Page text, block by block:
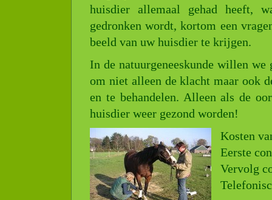
huisdier allemaal gehad heeft,
gedronken wordt, kortom een
beeld van uw huisdier te krijgen.
In de natuurgeneeskunde willen
om niet alleen de klacht maar ook
en te behandelen. Alleen als de
huisdier weer gezond worden!
Kosten
Eerste
Vervolg